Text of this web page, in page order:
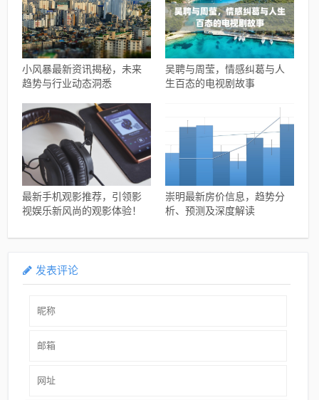
小风暴最新资讯揭秘，未来
趋势与行业动态洞悉
吴聘与周莹，情感纠葛与人
生百态的电视剧故事
最新手机观影推荐，引领影
视娱乐新风尚的观影体验！
崇明最新房价信息，趋势分
析、预测及深度解读
发表评论